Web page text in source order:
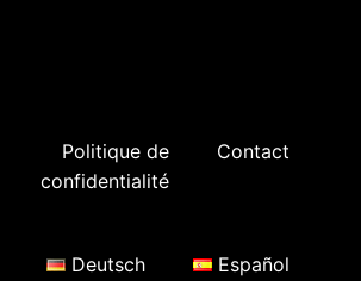
Politique de
confidentialité
Contact
Deutsch Español